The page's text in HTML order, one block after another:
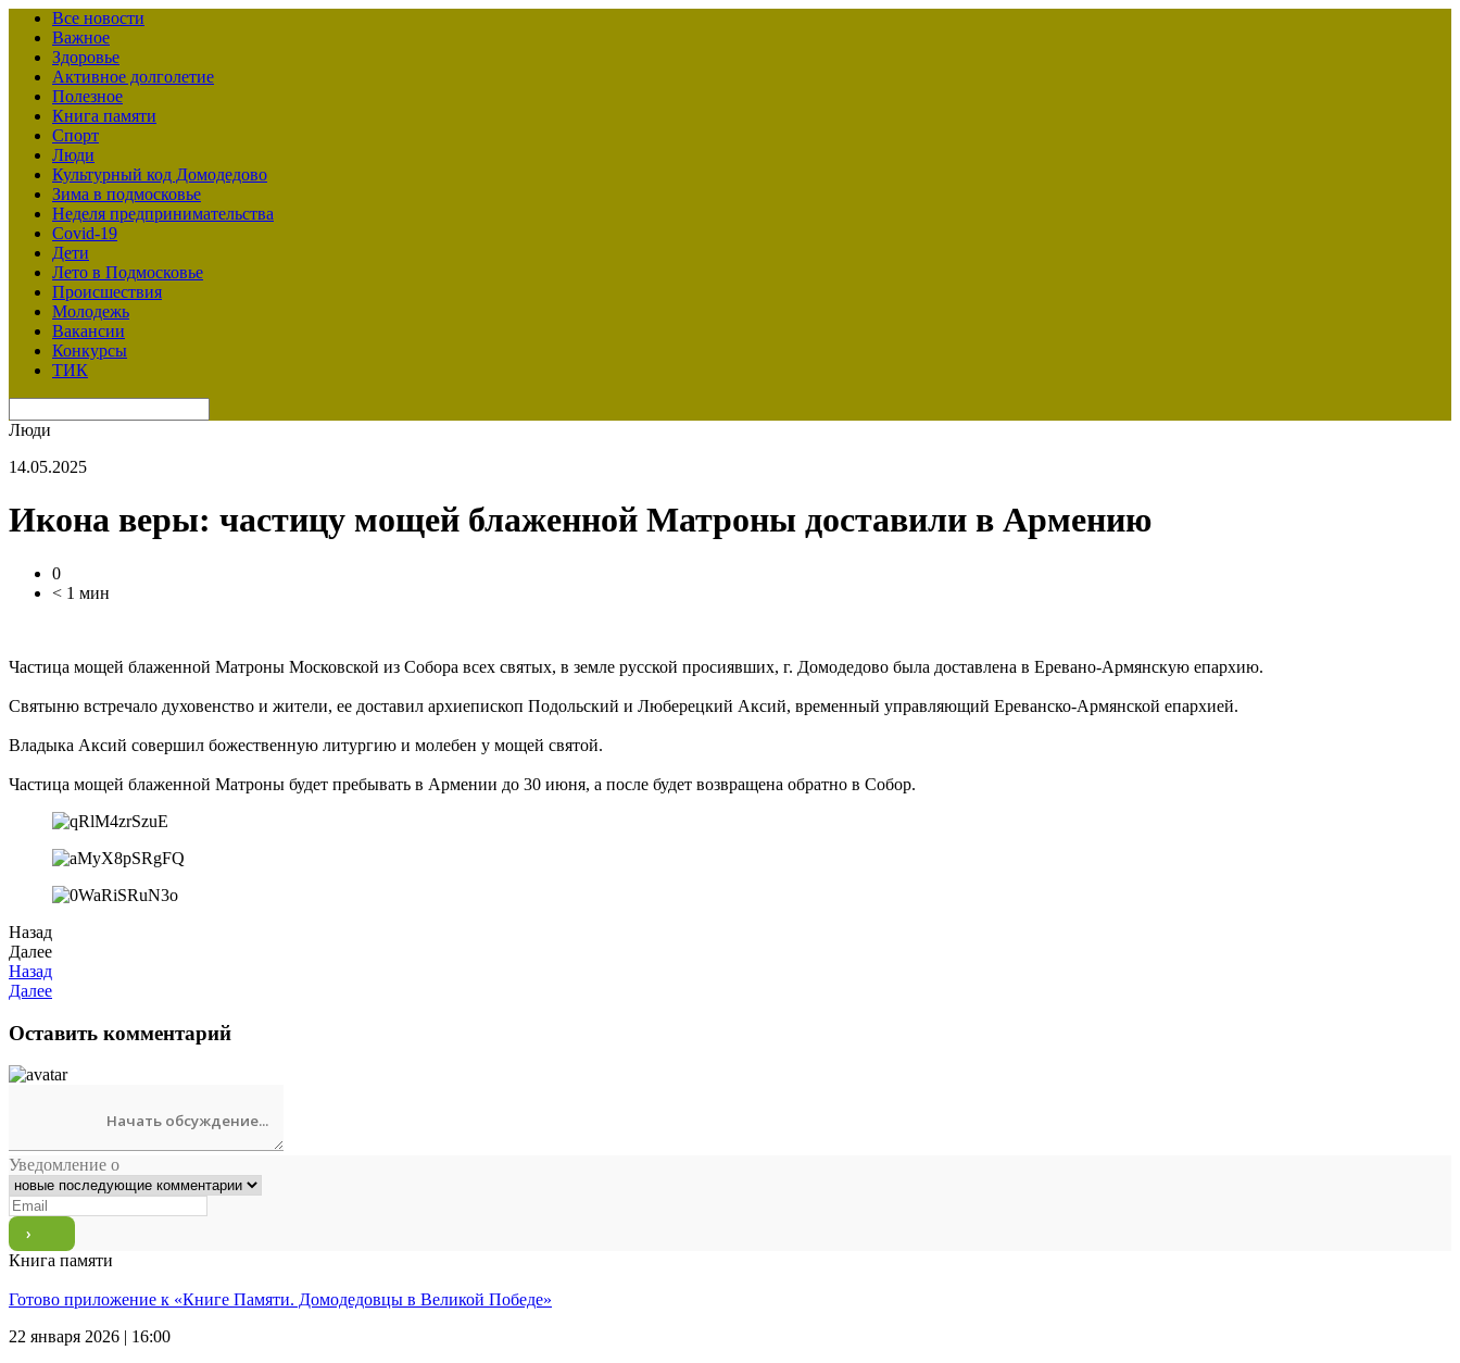
Все новости
Важное
Здоровье
Активное долголетие
Полезное
Книга памяти
Спорт
Люди
Культурный код Домодедово
Зима в подмосковье
Неделя предпринимательства
Covid-19
Дети
Лето в Подмосковье
Происшествия
Молодежь
Вакансии
Конкурсы
ТИК
Люди
14.05.2025
Икона веры: частицу мощей блаженной Матроны доставили в Армению
0
< 1 мин
Частица мощей блаженной Матроны Московской из Собора всех святых, в земле русской просиявших, г. Домодедово была доставлена в Еревано-Армянскую епархию.
Святыню встречало духовенство и жители, ее доставил архиепископ Подольский и Люберецкий Аксий, временный управляющий Ереванско-Армянской епархией.
Владыка Аксий совершил божественную литургию и молебен у мощей святой.
Частица мощей блаженной Матроны будет пребывать в Армении до 30 июня, а после будет возвращена обратно в Собор.
Назад
Далее
Назад
Далее
Оставить комментарий
Уведомление о
Книга памяти
Готово приложение к «Книге Памяти. Домодедовцы в Великой Победе»
22 января 2026 | 16:00